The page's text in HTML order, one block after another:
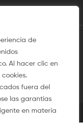
de
Al hacer clic en
fuera del
las garantías
en materia
Todos los derechos
de venta– Política
Politica de Cookies